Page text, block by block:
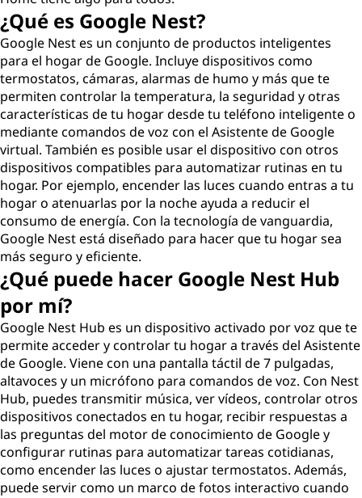
¿Qué es Google Nest?
Google Nest es un conjunto de productos inteligentes
para el hogar de Google. Incluye dispositivos como
termostatos, cámaras, alarmas de humo y más que te
permiten controlar la temperatura, la seguridad y otras
características de tu hogar desde tu teléfono inteligente o
mediante comandos de voz con el Asistente de Google
virtual. También es posible usar el dispositivo con otros
dispositivos compatibles para automatizar rutinas en tu
hogar. Por ejemplo, encender las luces cuando entras a tu
hogar o atenuarlas por la noche ayuda a reducir el
consumo de energía. Con la tecnología de vanguardia,
Google Nest está diseñado para hacer que tu hogar sea
más seguro y eficiente.
¿Qué puede hacer Google Nest Hub
por mí?
Google Nest Hub es un dispositivo activado por voz que te
permite acceder y controlar tu hogar a través del Asistente
de Google. Viene con una pantalla táctil de 7 pulgadas,
altavoces y un micrófono para comandos de voz. Con Nest
Hub, puedes transmitir música, ver vídeos, controlar otros
dispositivos conectados en tu hogar, recibir respuestas a
las preguntas del motor de conocimiento de Google y
configurar rutinas para automatizar tareas cotidianas,
como encender las luces o ajustar termostatos. Además,
puede servir como un marco de fotos interactivo cuando